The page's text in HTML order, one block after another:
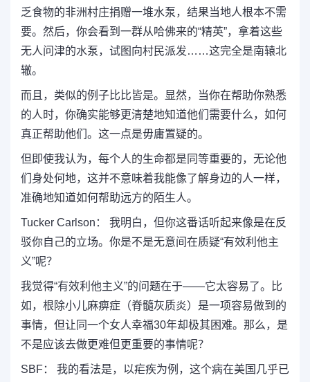
乏食物的非洲村庄捐赠一堆水泵，结果当地人根本不需
要。然后，你会看到一群从哈佛来的“精英”，拿着这些
无人问津的水泵，试图向村民派发……这完全是南辕北
辙。
而且，类似的例子比比皆是。显然，当你在帮助你熟悉
的人时，你确实能够更清楚地知道他们需要什么，如何
真正帮助他们。这一点是毋庸置疑的。
但即使我认为，每个人的生命都是同等重要的，无论他
们身处何地，这并不意味着我能像了解身边的人一样，
准确地知道如何帮助远方的陌生人。
Tucker Carlson： 我明白，但你这番话听起来像是在反
驳你自己的立场。你是不是无意间在质疑“有效利他主
义”呢？
我觉得“有效利他主义”的问题在于——它太容易了。比
如，根除小儿麻痹症（脊髓灰质炎）是一项容易做到的
事情，但让同一个女人幸福30年却极其困难。那么，是
不是应该去做更难但更重要的事情呢？
SBF： 我的看法是，以疟疾为例，这个病在美国几乎已